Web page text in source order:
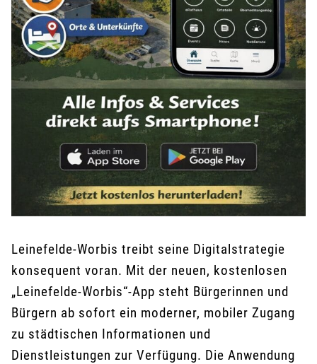
Leinefelde-Worbis treibt seine Digitalstrategie
konsequent voran. Mit der neuen, kostenlosen
„Leinefelde-Worbis“-App steht Bürgerinnen und
Bürgern ab sofort ein moderner, mobiler Zugang
zu städtischen Informationen und
Dienstleistungen zur Verfügung. Die Anwendung